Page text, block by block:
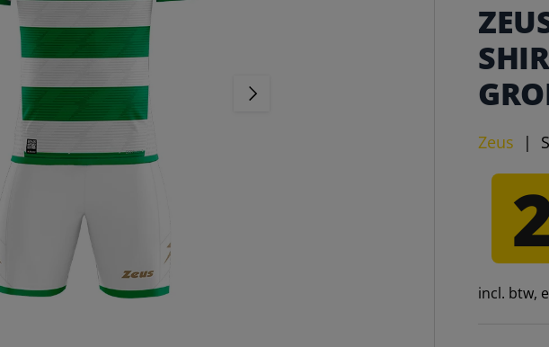
VOLGENDE
Zeus |
incl. btw,